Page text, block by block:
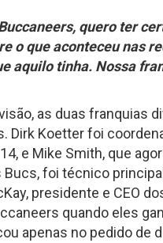
quero ter
o que aconteceu nas
aquilo tinha. Nossa
as duas franquias
Dirk Koetter foi
e Mike Smith, que
foi técnico
presidente e CEO
quando eles
apenas no pedido de